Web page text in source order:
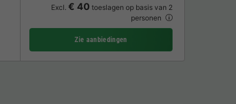
Excl. € 40 toeslagen op basis van 2
personen
Zie aanbiedingen